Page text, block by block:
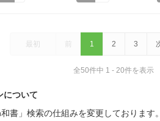
最初 前 1 2 3
全50件中 1 - 20件を表示
について
書」検索の仕組みを変更しておりま